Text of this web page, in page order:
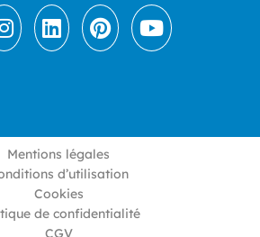
Mentions légales
d’utilisation
Cookies
de confidentialité
CGV